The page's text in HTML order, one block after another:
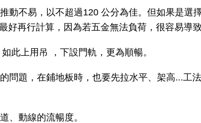
動不易，以不超過120 公分為佳。但如果是選
再行計算，因為若五金無法負荷，很容易導致
此上用吊 ，下設門軌，更為順暢。
問題，在鋪地板時，也要先拉水平、架高...工
、動線的流暢度。